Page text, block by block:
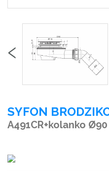
‹
SYFON
A491CR+kolanko Ø90